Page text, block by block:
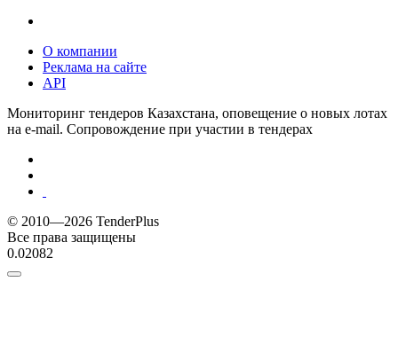
О компании
Реклама на сайте
API
Мониторинг тендеров Казахстана, оповещение о новых лотах
на e-mail. Сопровождение при участии в тендерах
© 2010—2026 TenderPlus
Все права защищены
0.02082